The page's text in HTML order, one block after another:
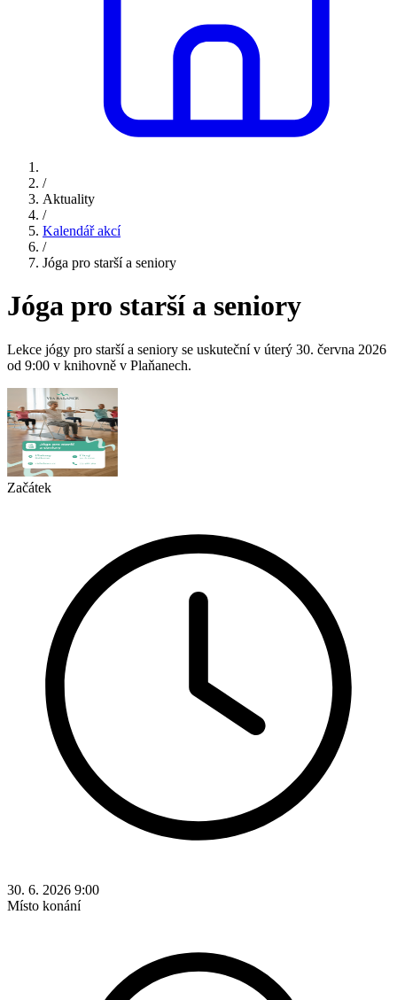
/
Aktuality
/
Kalendář akcí
/
Jóga pro starší a seniory
Jóga pro starší a seniory
Lekce jógy pro starší a seniory se uskuteční v úterý 30. června 2026
od 9:00 v knihovně v Plaňanech.
Začátek
30. 6. 2026 9:00
Místo konání